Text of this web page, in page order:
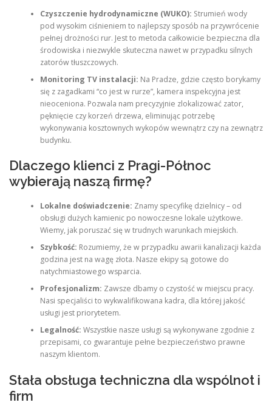
Czyszczenie hydrodynamiczne (WUKO): Strumień wody
pod wysokim ciśnieniem to najlepszy sposób na przywrócenie
pełnej drożności rur. Jest to metoda całkowicie bezpieczna dla
środowiska i niezwykle skuteczna nawet w przypadku silnych
zatorów tłuszczowych.
Monitoring TV instalacji: Na Pradze, gdzie często borykamy
się z zagadkami “co jest w rurze”, kamera inspekcyjna jest
nieoceniona. Pozwala nam precyzyjnie zlokalizować zator,
pęknięcie czy korzeń drzewa, eliminując potrzebę
wykonywania kosztownych wykopów wewnątrz czy na zewnątrz
budynku.
Dlaczego klienci z Pragi-Północ
wybierają naszą firmę?
Lokalne doświadczenie: Znamy specyfikę dzielnicy – od
obsługi dużych kamienic po nowoczesne lokale użytkowe.
Wiemy, jak poruszać się w trudnych warunkach miejskich.
Szybkość: Rozumiemy, że w przypadku awarii kanalizacji każda
godzina jest na wagę złota. Nasze ekipy są gotowe do
natychmiastowego wsparcia.
Profesjonalizm: Zawsze dbamy o czystość w miejscu pracy.
Nasi specjaliści to wykwalifikowana kadra, dla której jakość
usługi jest priorytetem.
Legalność: Wszystkie nasze usługi są wykonywane zgodnie z
przepisami, co gwarantuje pełne bezpieczeństwo prawne
naszym klientom.
Stała obsługa techniczna dla wspólnot i
firm